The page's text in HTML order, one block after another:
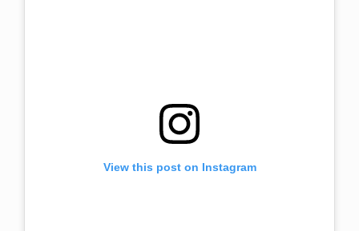
View this post on Instagram